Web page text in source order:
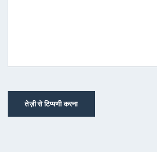
तेज़ी से टिप्पणी करना